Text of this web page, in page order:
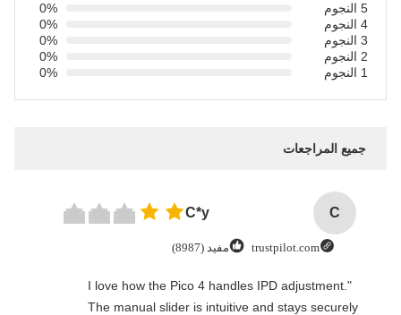
5 النجوم
0%
4 النجوم
0%
3 النجوم
0%
2 النجوم
0%
1 النجوم
0%
جميع المراجعات
C
C*y
trustpilot.com مفيد (8987)
"I love how the Pico 4 handles IPD adjustment.
The manual slider is intuitive and stays securely